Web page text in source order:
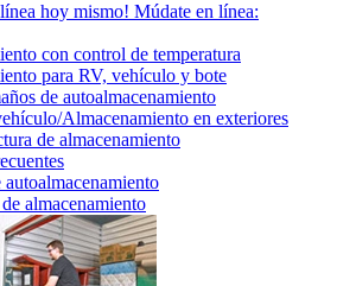
hoy mismo! Múdate en línea:
con control de temperatura
para RV, vehículo y bote
de autoalmacenamiento
Almacenamiento en exteriores
de almacenamiento
autoalmacenamiento
almacenamiento